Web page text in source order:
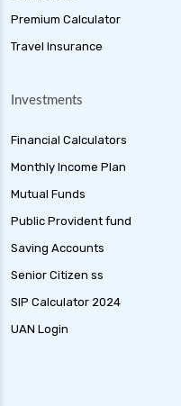
Premium Calculator
Travel Insurance
Investments
Financial Calculators
Monthly Income Plan
Mutual Funds
Public Provident fund
Saving Accounts
Senior Citizen ss
SIP Calculator 2024
UAN Login